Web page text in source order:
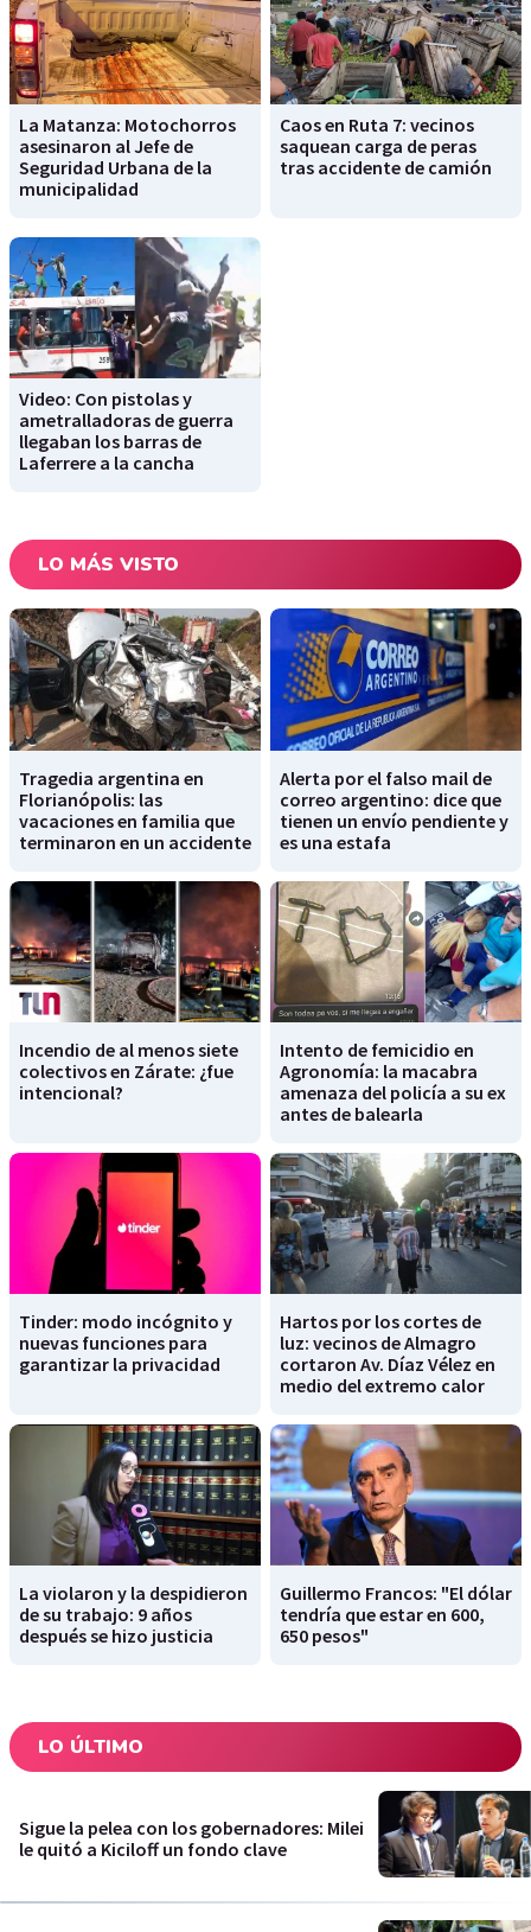
La Matanza: Motochorros
asesinaron al Jefe de
Seguridad Urbana de la
municipalidad
Caos en Ruta 7: vecinos
saquean carga de peras
tras accidente de camión
Video: Con pistolas y
ametralladoras de guerra
llegaban los barras de
Laferrere a la cancha
LO MÁS VISTO
Tragedia argentina en
Florianópolis: las
vacaciones en familia que
terminaron en un accidente
Alerta por el falso mail de
correo argentino: dice que
tienen un envío pendiente y
es una estafa
Incendio de al menos siete
colectivos en Zárate: ¿fue
intencional?
Intento de femicidio en
Agronomía: la macabra
amenaza del policía a su ex
antes de balearla
Tinder: modo incógnito y
nuevas funciones para
garantizar la privacidad
Hartos por los cortes de
luz: vecinos de Almagro
cortaron Av. Díaz Vélez en
medio del extremo calor
La violaron y la despidieron
de su trabajo: 9 años
después se hizo justicia
Guillermo Francos: "El dólar
tendría que estar en 600,
650 pesos"
LO ÚLTIMO
Sigue la pelea con los gobernadores: Milei
le quitó a Kiciloff un fondo clave